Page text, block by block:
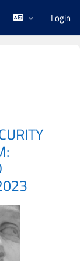
Login